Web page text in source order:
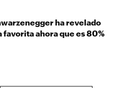
ha revelado
favorita ahora que es 80%